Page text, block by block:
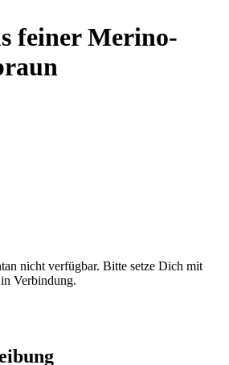
feiner Merino-
nicht verfügbar. Bitte setze Dich mit
Verbindung.